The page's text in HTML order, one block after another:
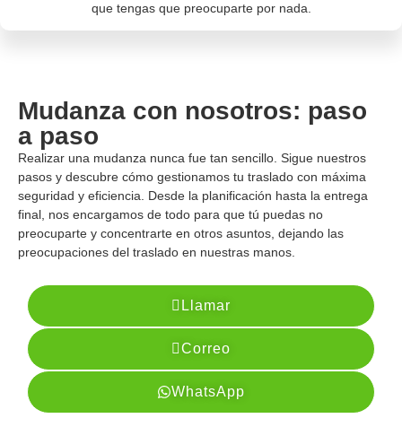
que tengas que preocuparte por nada.
Mudanza con nosotros: paso
a paso
Realizar una mudanza nunca fue tan sencillo. Sigue nuestros
pasos y descubre cómo gestionamos tu traslado con máxima
seguridad y eficiencia. Desde la planificación hasta la entrega
final, nos encargamos de todo para que tú puedas no
preocuparte y concentrarte en otros asuntos, dejando las
preocupaciones del traslado en nuestras manos.
Llamar
Correo
WhatsApp